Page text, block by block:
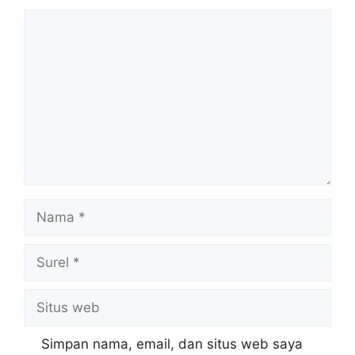
Nama
Surel
Situs
web
Simpan nama, email, dan situs web saya